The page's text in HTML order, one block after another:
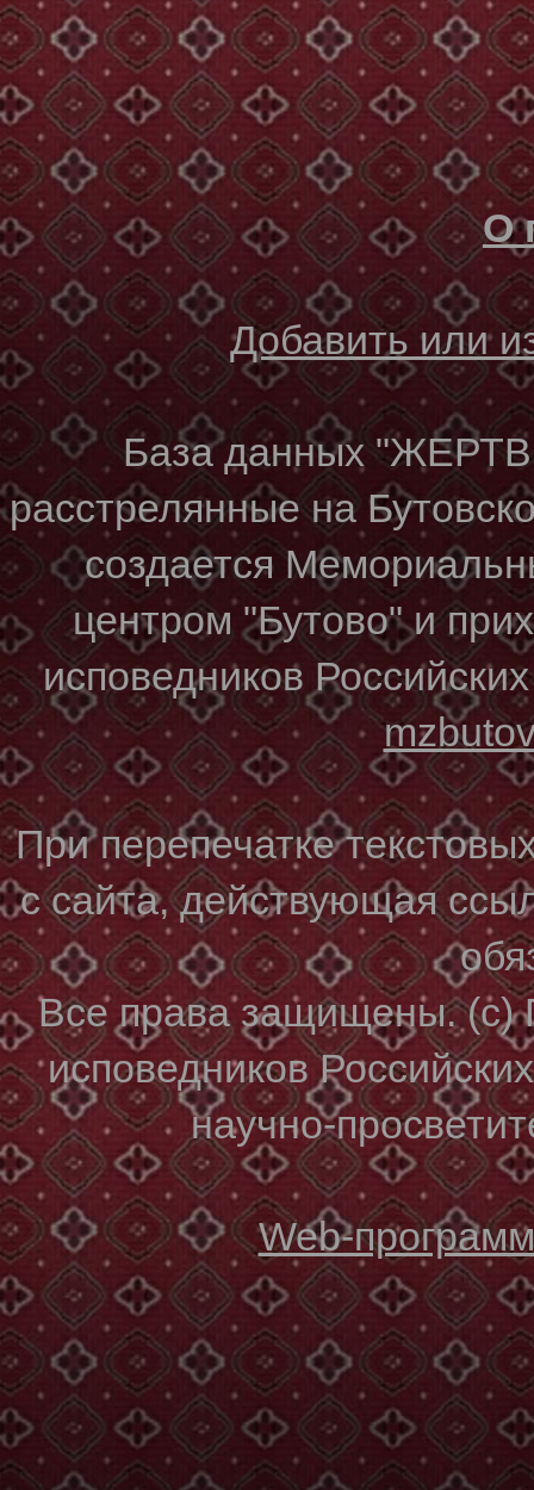
О
Добавить или
База данных
расстрелянные на
создается
центром "Бутово" и
исповедников
При перепечатке
с сайта, действующая
Все права защищены. (с)
исповедников
научно-
Web-